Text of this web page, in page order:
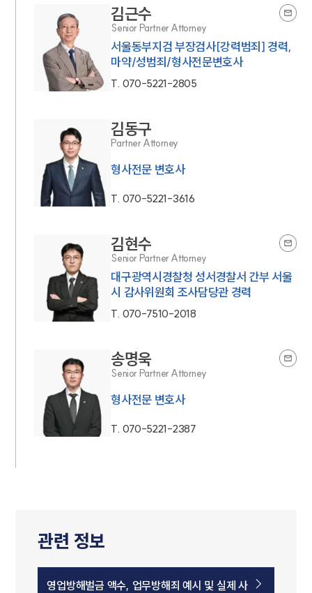
김근수
Senior Partner Attorney
서울동부지검 부장검사[강력범죄] 경력,
마약/성범죄/형사전문변호사
T. 070-5221-2805
김동구
Partner Attorney
형사전문 변호사
T. 070-5221-3616
김현수
Senior Partner Attorney
대구광역시경찰청 성서경찰서 간부 서울
시 감사위원회 조사담당관 경력
T. 070-7510-2018
송명욱
Senior Partner Attorney
형사전문 변호사
T. 070-5221-2387
관련 정보
영업방해벌금 액수, 업무방해죄 예시 및 실제 사